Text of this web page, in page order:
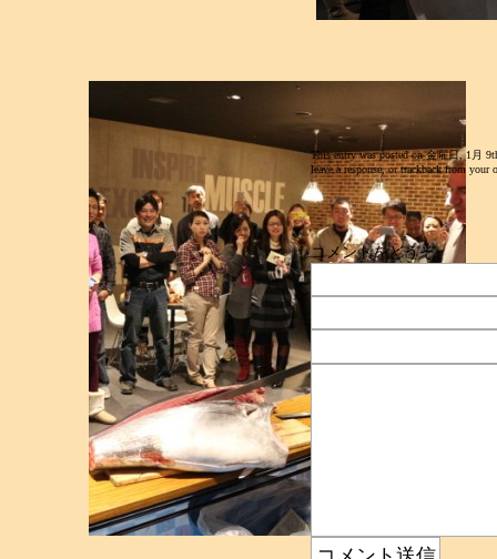
This entry was posted on 金曜日, 1月
leave a response, ortrackbackfrom your
コメントをどうぞ